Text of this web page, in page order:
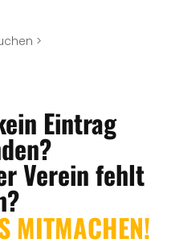
>
Eintrag
Verein fehlt
MITMACHEN!